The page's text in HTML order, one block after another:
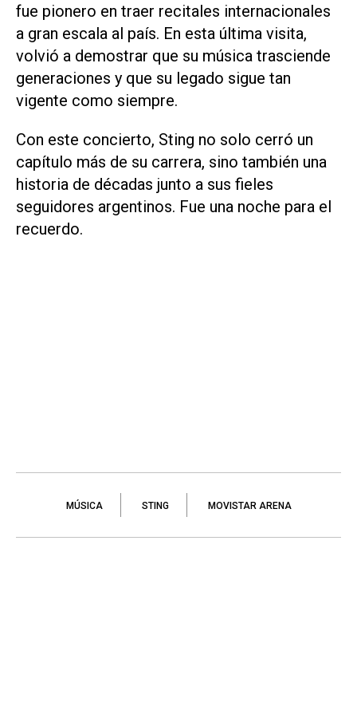
fue pionero en traer recitales internacionales
a gran escala al país. En esta última visita,
volvió a demostrar que su música trasciende
generaciones y que su legado sigue tan
vigente como siempre.
Con este concierto, Sting no solo cerró un
capítulo más de su carrera, sino también una
historia de décadas junto a sus fieles
seguidores argentinos. Fue una noche para el
recuerdo.
MÚSICA STING MOVISTAR ARENA